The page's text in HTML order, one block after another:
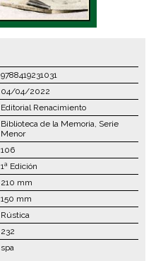
9788419231031
04/04/2022
Editorial Renacimiento
Biblioteca de la Memoria, Serie
Menor
106
1ª Edición
210 mm
150 mm
Rústica
232
spa